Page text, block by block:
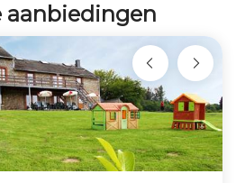
aanbiedingen